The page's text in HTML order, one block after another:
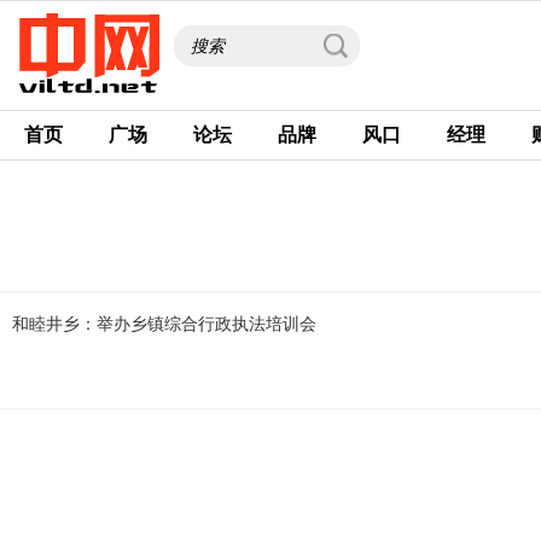
首页 广场 论坛 品牌 风口 经理
和睦井乡：举办乡镇综合行政执法培训会